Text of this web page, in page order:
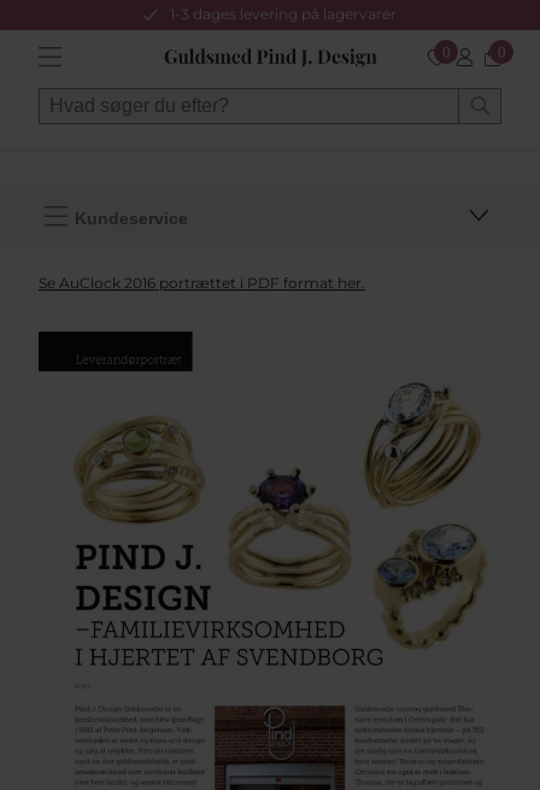
1-3 dages levering på lagervarer
0 0
Kundeservice
Se AuClock 2016 portrættet i PDF format her.